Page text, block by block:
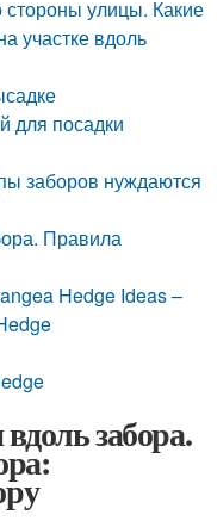
стороны улицы. Какие
участке вдоль
для посадки
заборов нуждаются
Правила
Hedge Ideas –
забора.